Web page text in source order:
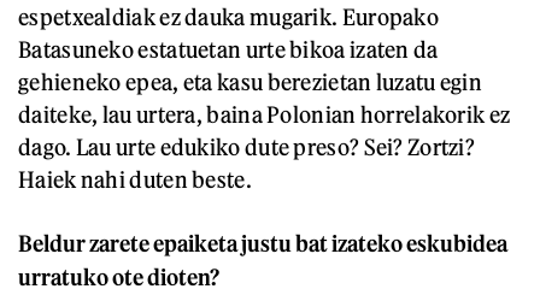
espetxealdiak ez dauka mugarik. Europako
Batasuneko estatuetan urte bikoa izaten da
gehieneko epea, eta kasu berezietan luzatu egin
daiteke, lau urtera, baina Polonian horrelakorik ez
dago. Lau urte edukiko dute preso? Sei? Zortzi?
Haiek nahi duten beste.
Beldur zarete epaiketa justu bat izateko eskubidea
urratuko ote dioten?